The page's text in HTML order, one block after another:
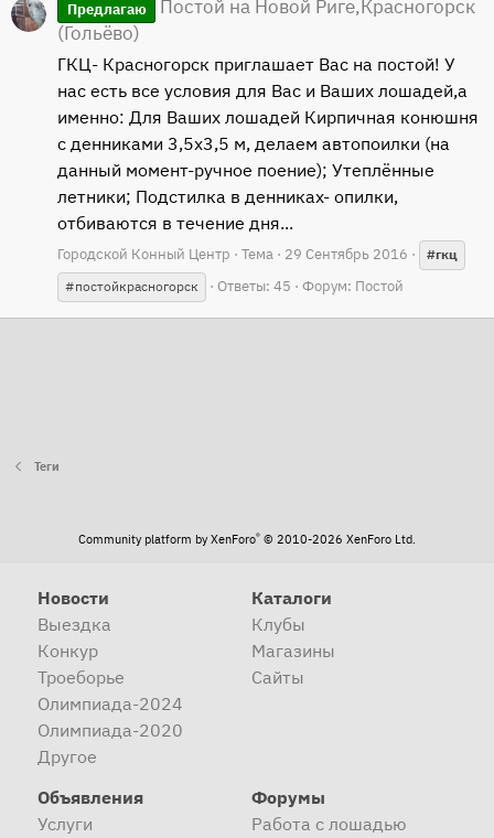
Предлагаю
Постой на Новой Риге,Красногорск
(Гольёво)
ГКЦ- Красногорск приглашает Вас на постой! У
нас есть все условия для Вас и Ваших лошадей,а
именно: Для Ваших лошадей Кирпичная конюшня
с денниками 3,5х3,5 м, делаем автопоилки (на
данный момент-ручное поение); Утеплённые
летники; Подстилка в денниках- опилки,
отбиваются в течение дня...
Городской Конный Центр Тема 29 Сентябрь 2016
#гкц
#постойкрасногорск
Ответы: 45 Форум: Постой
Теги
Community platform by XenForo® © 2010-2026 XenForo Ltd.
Новости
Выездка
Конкур
Троеборье
Олимпиада-2024
Олимпиада-2020
Другое
Каталоги
Клубы
Магазины
Сайты
Объявления
Услуги
Форумы
Работа с лошадью